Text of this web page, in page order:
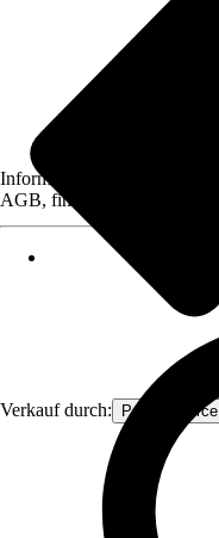
Verkauf durch:
Informationen des
AGB, finden Sie bei Klick